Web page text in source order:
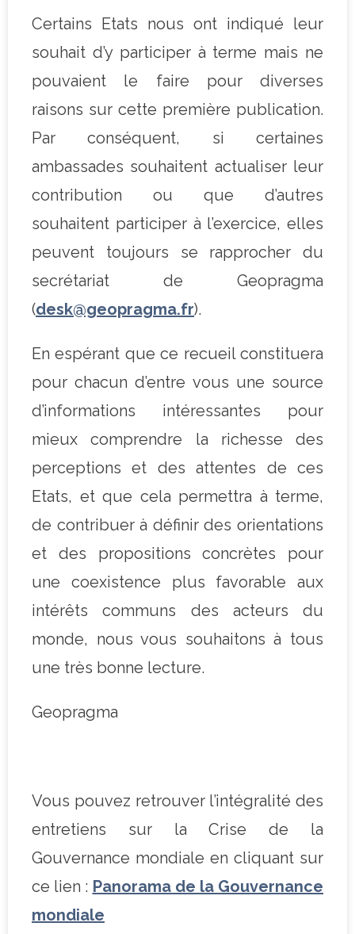
Certains Etats nous ont indiqué leur
souhait d’y participer à terme mais ne
pouvaient le faire pour diverses
raisons sur cette première publication.
Par conséquent, si certaines
ambassades souhaitent actualiser leur
contribution ou que d’autres
souhaitent participer à l’exercice, elles
peuvent toujours se rapprocher du
secrétariat de Geopragma
(desk@geopragma.fr).
En espérant que ce recueil constituera
pour chacun d’entre vous une source
d’informations intéressantes pour
mieux comprendre la richesse des
perceptions et des attentes de ces
Etats, et que cela permettra à terme,
de contribuer à définir des orientations
et des propositions concrètes pour
une coexistence plus favorable aux
intérêts communs des acteurs du
monde, nous vous souhaitons à tous
une très bonne lecture.
Geopragma
Vous pouvez retrouver l’intégralité des
entretiens sur la Crise de la
Gouvernance mondiale en cliquant sur
ce lien : Panorama de la Gouvernance
mondiale